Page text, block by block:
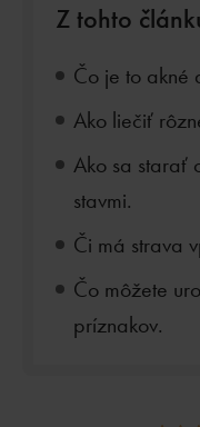
Z tohto
Čo je to akné
Ako liečiť
Ako sa starať
stavmi.
Či má strava
Čo môžete
príznakov.